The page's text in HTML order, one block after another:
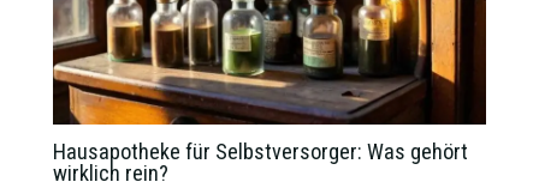
Hausapotheke für Selbstversorger: Was gehört
wirklich rein?